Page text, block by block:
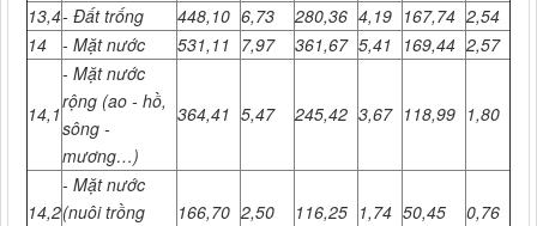
13,4- Đất trống 448,10 6,73 280,36 4,19 167,74 2,54
14
- Mặt nước 531,11 7,97 361,67 5,41 169,44 2,57
14,1
- Mặt nước
rộng (ao - hồ,
sông -
mương…)
364,41 5,47 245,42 3,67 118,99 1,80
14,2
- Mặt nước
(nuôi trồng
166,70 2,50 116,25 1,74 50,45 0,76